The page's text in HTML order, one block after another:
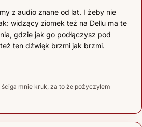
z audio znane od lat. I żeby nie
widzący ziomek też na Dellu ma te
gdzie jak go podłączysz pod
ten dźwięk brzmi jak brzmi.
mnie kruk, za to że pożyczyłem